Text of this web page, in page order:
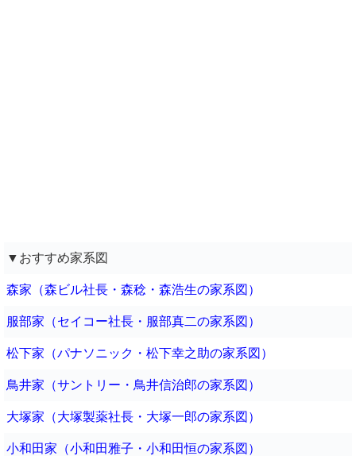
▼おすすめ家系図
森家（森ビル社長・森稔・森浩生の家系図）
服部家（セイコー社長・服部真二の家系図）
松下家（パナソニック・松下幸之助の家系図）
鳥井家（サントリー・鳥井信治郎の家系図）
大塚家（大塚製薬社長・大塚一郎の家系図）
小和田家（小和田雅子・小和田恒の家系図）